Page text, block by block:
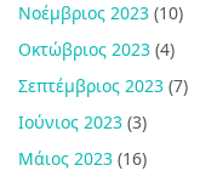
Νοέμβριος 2023 (10)
Οκτώβριος 2023 (4)
Σεπτέμβριος 2023 (7)
Ιούνιος 2023 (3)
Μάιος 2023 (16)